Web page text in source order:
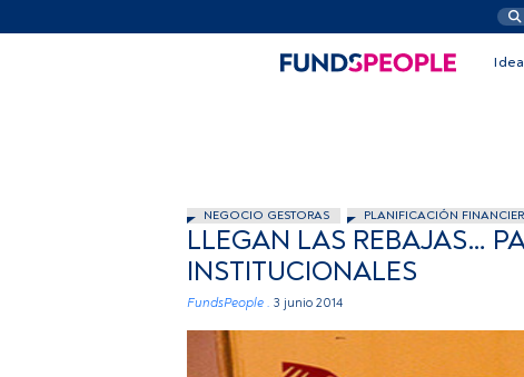
NEGOCIO GESTORAS PLANIFICACIÓN
LLEGAN LAS REBAJAS…
INSTITUCIONALES
FundsPeople . 3 junio 2014